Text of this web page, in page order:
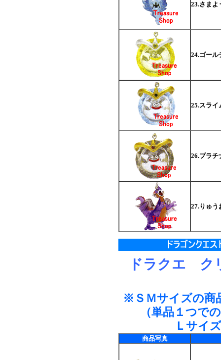
23.さまよ
24.ゴール
25.スライ
26.プラチ
27.りゅう
ドラクエ ク
※ＳＭサイズの商
（単品１つで
Ｌサイ
商品写真